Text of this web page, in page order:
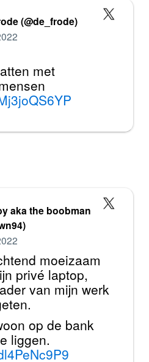
met
(@de_frode)
moeizaam
privé laptop,
van mijn werk
op de bank
liggen.